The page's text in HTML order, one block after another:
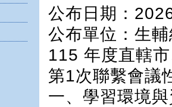
公布日期：
公布單位 ：生
115 年度直轄
第1次聯繫會議
一、學習環境